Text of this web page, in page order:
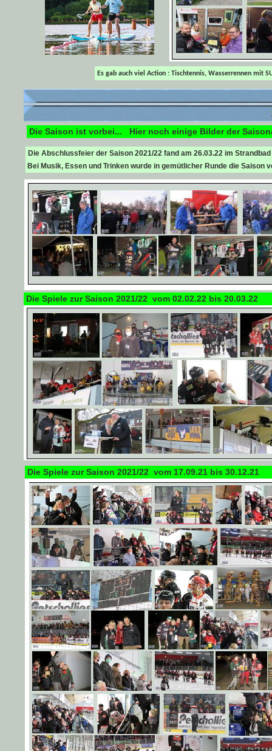
Es gab auch viel Action : Tischtennis, Wasserrennen mit
Die Saison ist vorbei... Hier noch einige Bilder der
Die Abschlussfeier der Saison 2021/22 fand am 26.03.22 im
Bei Musik, Essen und Trinken wurde in gemütlicher Runde die Saison
Die Spiele zur Saison 2021/22 vom 02.02.22 bis 20.03.22
Die Spiele zur Saison 2021/22 vom 17.09.21 bis 30.12.21